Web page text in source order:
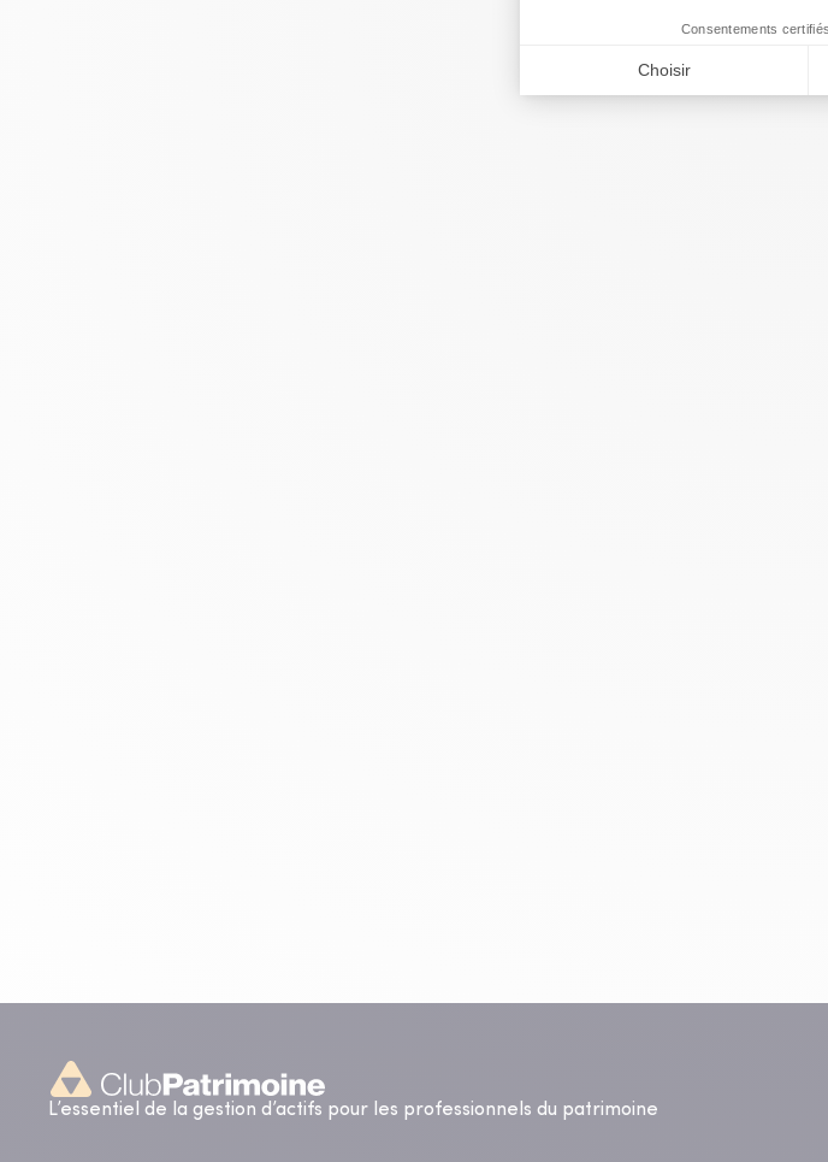
L’essentiel de la gestion d’actifs pour les professionnels du patrimoine